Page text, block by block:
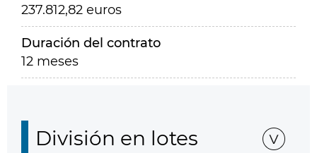
237.812,82 euros
Duración del contrato
12 meses
División en lotes